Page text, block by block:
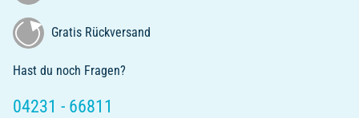
Gratis Rückversand
Hast du noch Fragen?
04231 - 66811